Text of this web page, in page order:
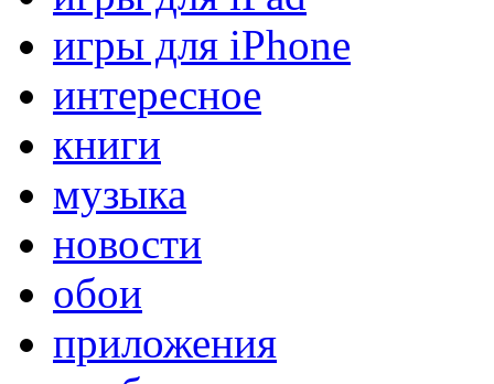
игры для iPhone
интересное
книги
музыка
новости
обои
приложения